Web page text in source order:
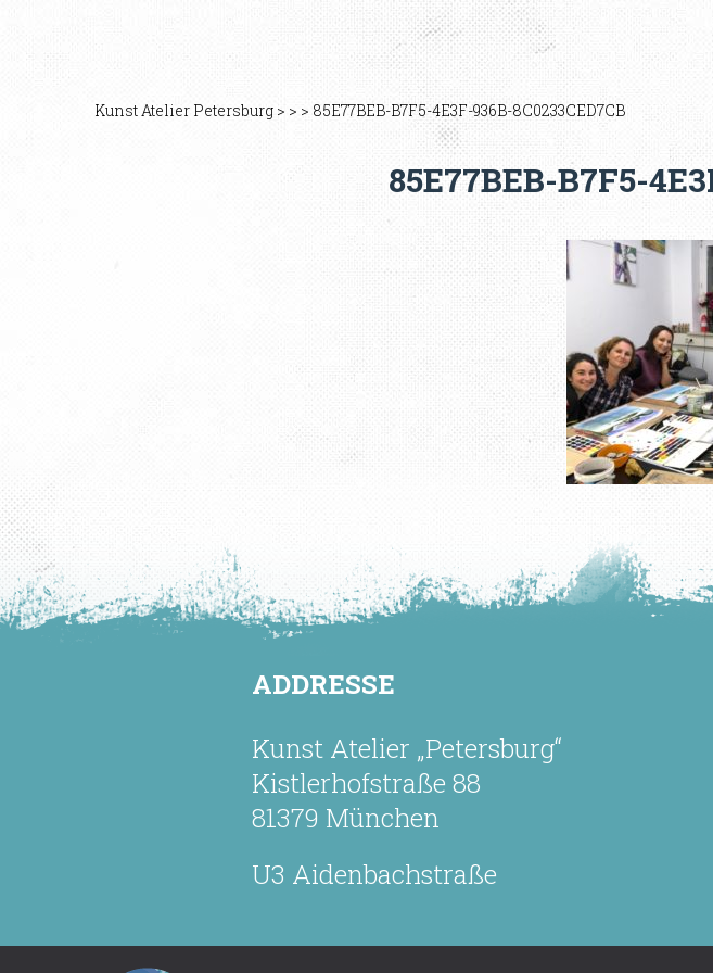
Kunst Atelier Petersburg > > > 85E77BEB-B7F5-4E3F-936B-8C0233CED7CB
85E77BEB-B7F5-
ADDRESSE
Kunst Atelier „Petersburg“
Kistlerhofstraße 88
81379 München
U3 Aidenbachstraße